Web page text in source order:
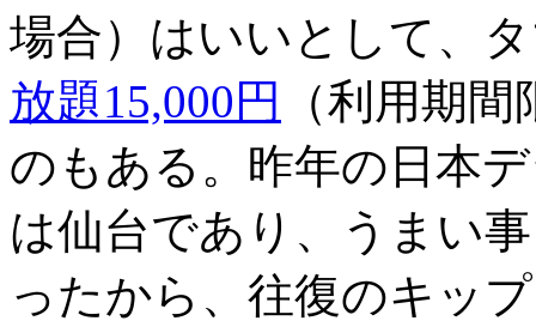
場合）はいいとして、
放題15,000円
（利用期
のもある。昨年の日本
は仙台であり、うまい
ったから、往復のキッ